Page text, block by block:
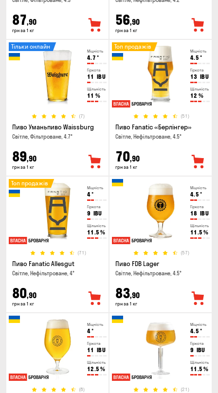
87,90
грн за 1 кг
56,90
грн за 1 кг
Міцність
4.7 °
Гіркота
11 IBU
Щільність
11 %
(7)
Тільки онлайн
Пиво Уманьпиво Waissburg
Світле, Фільтроване, 4.7°
89,90
грн за 1 кг
Міцність
4.5 °
Гіркота
13 IBU
Щільність
12 %
(51)
Топ продажів
Пиво Fanatic «Берлінгер»
Світле, Нефільтроване, 4.5°
70,90
грн за 1 кг
Міцність
4°
Гіркота
9 IBU
Щільність
11.5 %
(71)
Топ продажів
Пиво Fanatic Allesgut
Світле, Нефільтроване, 4°
80,90
грн за 1 кг
Міцність
4.5 °
Гіркота
18 IBU
Щільність
11.5 %
(57)
Пиво FDB Lager
Світле, Нефільтроване, 4.5°
83,90
грн за 1 кг
Міцність
4°
Гіркота
11 IBU
Щільність
12.5 %
(8)
Міцність
4.5 °
Гіркота
9 IBU
Щільність
11.5 %
(21)